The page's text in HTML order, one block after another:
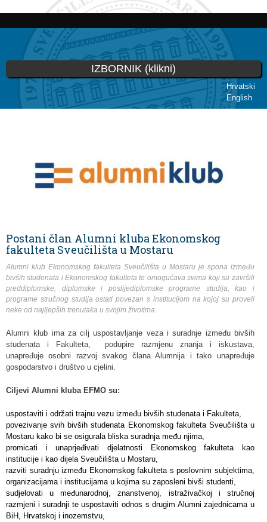
Skoči
glavni
sadržaj
Hrvatski
English
IZBORNIK (klikni)
Postani član Alumni kluba Ekonomskog
fakulteta Sveučilišta u Mostaru
Alumni klub Ekonomskog fakulteta Sveučilišta u Mostaru je spona između
bivših studenata i Ekonomskog fakulteta te omogućava svima koji su završili
preddiplomske, diplomske i poslijediplomske programe studija, kao i
programe stručnog studija ostati povezan s institucijom na kojoj su proveli
neke od najljepših trenutaka u svojim životima.
Alumni klub ima za cilj uspostavljanje veza i suradnje između bivših
studenata i Fakulteta, podupire razmjenu znanja i iskustava,
unapređuje osobni razvoj svakog člana Alumnija i tako unapređuje
gospodarstvo i društvo u cjelini.
Ciljevi Alumni kluba EFMO su:
uspostaviti i održati trajnu vezu između bivših studenata i Fakulteta,
povezivanje svih bivših studenata Ekonomskog fakulteta Sveučilišta u
Mostaru kako bi se osigurala bliska suradnja među njima,
promicati i unaprjeđivati djelatnosti Ekonomskog fakulteta kao
institucije i kao dijela Sveučilišta u Mostaru,
razviti suradnju između Ekonomskog fakulteta s poslovnim subjektima,
organizacijama i institucijama u kojima su zaposleni bivši studenti,
sudjelovati u međunarodnoj, znanstvenoj, istraživačkoj i stručnoj
razmjeni i suradnji te uspostaviti odnos s drugim Alumni zajednicama u
BiH, Hrvatskoj i inozemstvu,